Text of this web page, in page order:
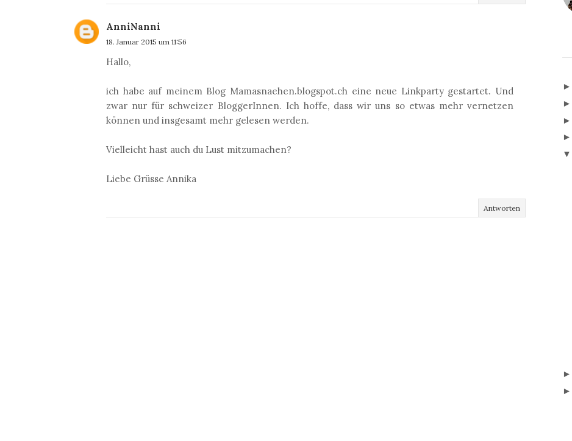
AnniNanni
18. Januar 2015 um 11:56
Hallo,
ich habe auf meinem Blog Mamasnaehen.blogspot.ch eine neue Linkparty gestartet. Und
zwar nur für schweizer BloggerInnen. Ich hoffe, dass wir uns so etwas mehr vernetzen
können und insgesamt mehr gelesen werden.
Vielleicht hast auch du Lust mitzumachen?
Liebe Grüsse Annika
Antworten
►
►
►
►
▼
►
►